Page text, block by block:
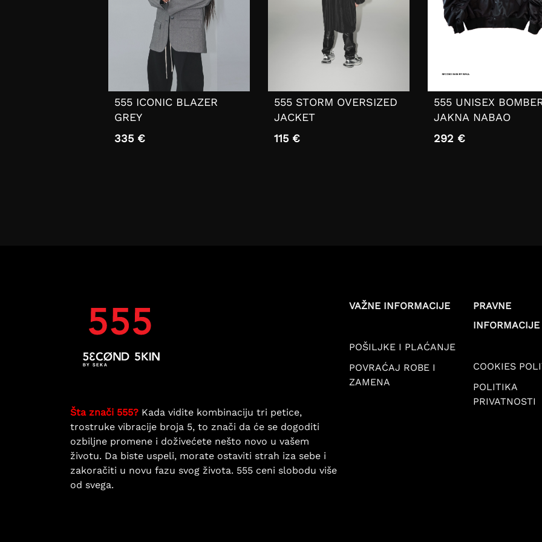
555 ICONIC BLAZER
GREY
335 €
555 STORM OVERSIZED
JACKET
115 €
555 UNISEX
JAKNA NABAO
292 €
Šta znači 555?Kada vidite kombinaciju tri petice,
trostruke vibracije broja 5, to znači da će se dogoditi
ozbiljne promene i doživećete nešto novo u vašem
životu. Da biste uspeli, morate ostaviti strah iza sebe i
zakoračiti u novu fazu svog života. 555 ceni slobodu više
od svega.
VAŽNE INFORMACIJE
POŠILJKE I PLAĆANJE
POVRAĆAJ ROBE I
ZAMENA
PRAVNE
INFORMACIJE
COOKIES
POLITIKA
PRIVATNOSTI